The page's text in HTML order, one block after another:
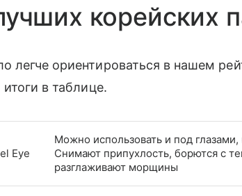
корейских
легче ориентироваться в нашем
в таблице.
Eye
Можно использовать и под
Снимают припухлость, борются с
разглаживают морщины